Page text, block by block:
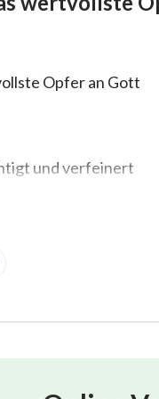
Opfer an Gott
und verfeinert